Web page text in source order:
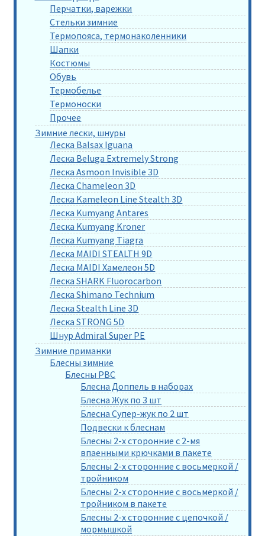
Перчатки, варежки
Стельки зимние
Термопояса, термонаколенники
Шапки
Костюмы
Обувь
Термобелье
Термоноски
Прочее
Зимние лески, шнуры
Леска Balsax Iguana
Леска Beluga Extremely Strong
Леска Asmoon Invisible 3D
Леска Chameleon 3D
Леска Kameleon Line Stealth 3D
Леска Kumyang Antares
Леска Kumyang Kroner
Леска Kumyang Tiagra
Леска MAIDI STEALTH 9D
Леска MAIDI Хамелеон 5D
Леска SHARK Fluorocarbon
Леска Shimano Technium
Леска Stealth Line 3D
Леска STRONG 5D
Шнур Admiral Super PE
Зимние приманки
Блесны зимние
Блесны РВС
Блесна Доппель в наборах
Блесна Жук по 3 шт
Блесна Супер-жук по 2 шт
Подвески к блеснам
Блесны 2-х сторонние с 2-мя
впаенными крючками в пакете
Блесны 2-х сторонние с восьмеркой /
тройником
Блесны 2-х сторонние с восьмеркой /
тройником в пакете
Блесны 2-х сторонние с цепочкой /
мормышкой